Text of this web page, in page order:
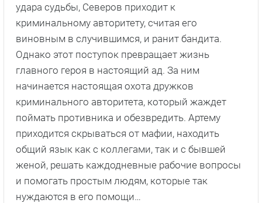
удара судьбы, Северов приходит к
криминальному авторитету, считая его
виновным в случившимся, и ранит бандита.
Однако этот поступок превращает жизнь
главного героя в настоящий ад. За ним
начинается настоящая охота дружков
криминального авторитета, который жаждет
поймать противника и обезвредить. Артему
приходится скрываться от мафии, находить
общий язык как с коллегами, так и с бывшей
женой, решать каждодневные рабочие вопросы
и помогать простым людям, которые так
нуждаются в его помощи…